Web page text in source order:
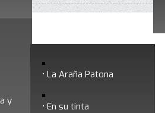
La Araña Patona
En su tinta
y